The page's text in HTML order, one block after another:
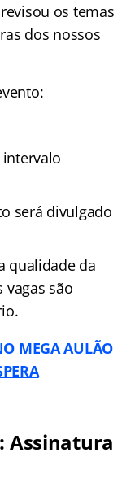
os temas
dos nossos
intervalo
será divulgado
qualidade da
vagas são
MEGA AULÃO
Assinatura